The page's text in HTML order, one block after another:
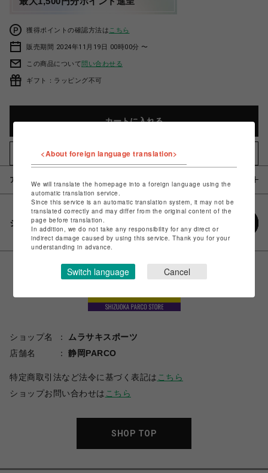
獲得ポイントの確認方法は こちら
販売期間 2024年11月19日 00時00分 〜
この商品について問い合わせる
ギフト：ラッピング不可
カートに入れる
お気に入りアイテムに追加
アイテム説明 / 素材
シェアする
ショップ名
ムラサキスポーツ
店舗名
静岡PARCO
特定商取引法など法令に基づく表記は こちら
ショップお問い合わせは こちら
SHOP TOP
<About foreign language translation>
We will translate the homepage into a foreign language using the
automatic translation service.
Since this service is an automatic translation system, it may not be
translated correctly and may differ from the original content of the
page before translation.
In addition, we do not take any responsibility for any direct or
indirect damage caused by using this service. Thank you for your
understanding in advance.
Switch language Cancel